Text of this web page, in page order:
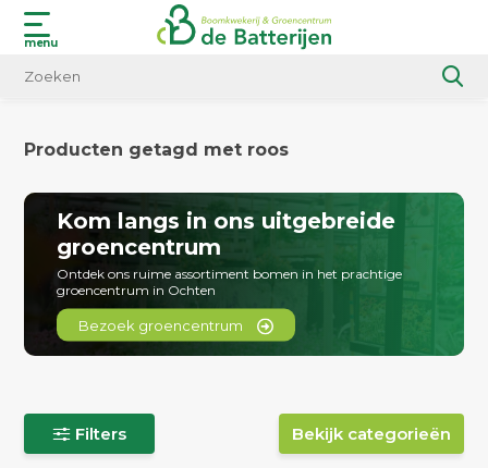
menu
Producten getagd met roos
Kom langs in ons uitgebreide
groencentrum
Ontdek ons ruime assortiment bomen in het prachtige
groencentrum in Ochten
Bezoek groencentrum
Filters Bekijk categorieën